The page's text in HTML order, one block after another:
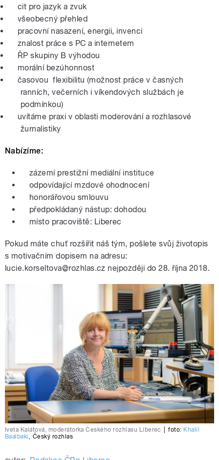
cit pro jazyk a zvuk
všeobecný přehled
pracovní nasazení, energii, invenci
znalost práce s PC a internetem
ŘP skupiny B výhodou
morální bezúhonnost
časovou flexibilitu (možnost práce v časných
ranních, večerních i víkendových službách je
podmínkou)
uvítáme praxi v oblasti moderování a rozhlasové
žurnalistiky
Nabízíme:
zázemí prestižní mediální instituce
odpovídající mzdové ohodnocení
honorářovou smlouvu
předpokládaný nástup: dohodou
místo pracoviště: Liberec
Pokud máte chuť rozšířit náš tým, pošlete svůj životopis
s motivačním dopisem na adresu:
lucie.korseltova@rozhlas.cz nejpozději do 28. října 2018.
Iveta Kalátová, moderátorka Českého rozhlasu Liberec foto: Khalil
Baalbaki , Český rozhlas